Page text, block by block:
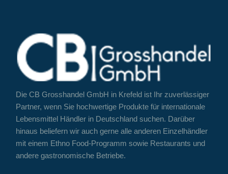
Die CB Grosshandel GmbH in Krefeld ist Ihr zuverlässiger
Partner, wenn Sie hochwertige Produkte für internationale
Lebensmittel Händler in Deutschland suchen. Darüber
hinaus beliefern wir auch gerne alle anderen Einzelhändler
mit einem Ethno Food-Programm sowie Restaurants und
andere gastronomische Betriebe.